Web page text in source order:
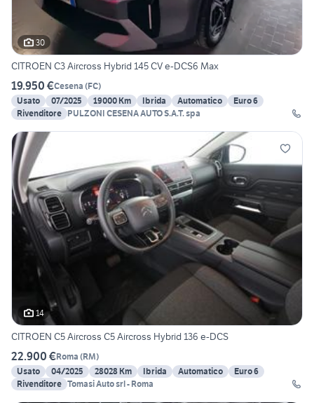
30
CITROEN C3 Aircross Hybrid 145 CV e-DCS6 Max
19.950 €Cesena (FC)
Usato
07/2025 19000 Km Ibrida Automatico
Euro 6
Rivenditore
PULZONI CESENA AUTO S.A.T. spa
14
CITROEN C5 Aircross C5 Aircross Hybrid 136 e-DCS
22.900 €Roma (RM)
Usato
04/2025 28028 Km Ibrida Automatico
Euro 6
Rivenditore Tomasi Auto srl - Roma